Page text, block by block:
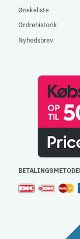
Ønskeliste
Ordrehistorik
Nyhedsbrev